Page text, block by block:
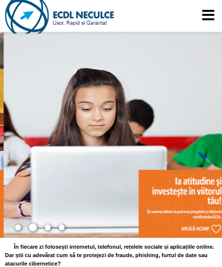
În fiecare zi folosești internetul, telefonul, rețelele sociale și aplicațiile online.
Dar știi cu adevărat cum să te protejezi de fraude, phishing, furtul de date sau
atacurile cibernetice?